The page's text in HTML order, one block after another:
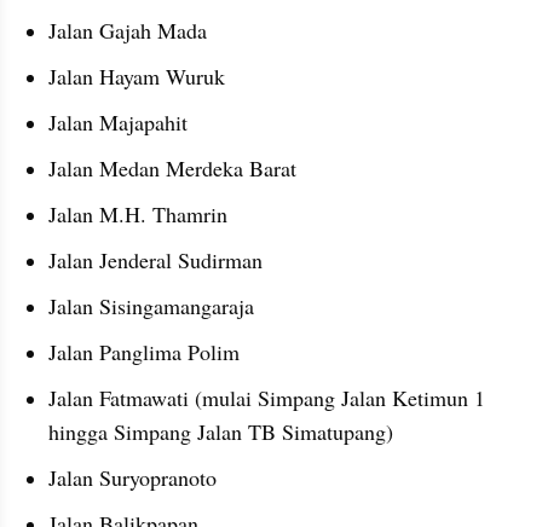
Jalan Gajah Mada
Jalan Hayam Wuruk
Jalan Majapahit
Jalan Medan Merdeka Barat
Jalan M.H. Thamrin
Jalan Jenderal Sudirman
Jalan Sisingamangaraja
Jalan Panglima Polim
Jalan Fatmawati (mulai Simpang Jalan Ketimun 1
hingga Simpang Jalan TB Simatupang)
Jalan Suryopranoto